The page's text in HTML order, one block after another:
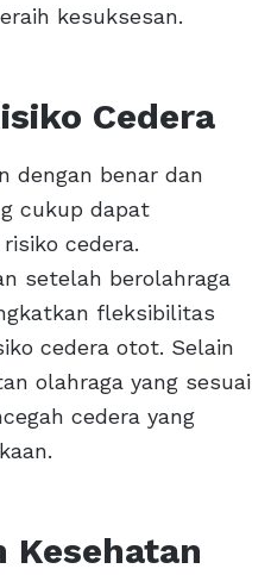
kesuksesan.
Cedera
dengan benar dan
cukup dapat
cedera.
setelah berolahraga
fleksibilitas
cedera otot. Selain
olahraga yang sesuai
cedera yang
Kesehatan